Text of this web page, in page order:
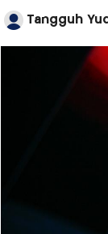
Tangguh